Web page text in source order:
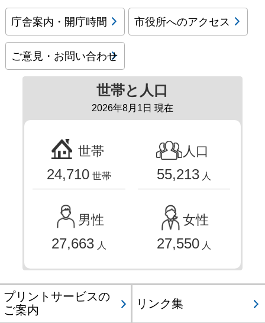
庁舎案内・開庁時間 市役所へのアクセス
ご意見・お問い合わせ
世帯と人口
2026年8月1日 現在
世帯
24,710 世帯
人口
55,213 人
男性
27,663 人
女性
27,550 人
プリントサービスの
ご案内
リンク集